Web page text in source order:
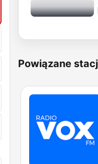
Powiązane